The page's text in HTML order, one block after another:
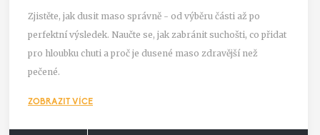
Zjistěte, jak dusit maso správně - od výběru části až po
perfektní výsledek. Naučte se, jak zabránit suchošti, co přidat
pro hloubku chuti a proč je dusené maso zdravější než
pečené.
ZOBRAZIT VÍCE